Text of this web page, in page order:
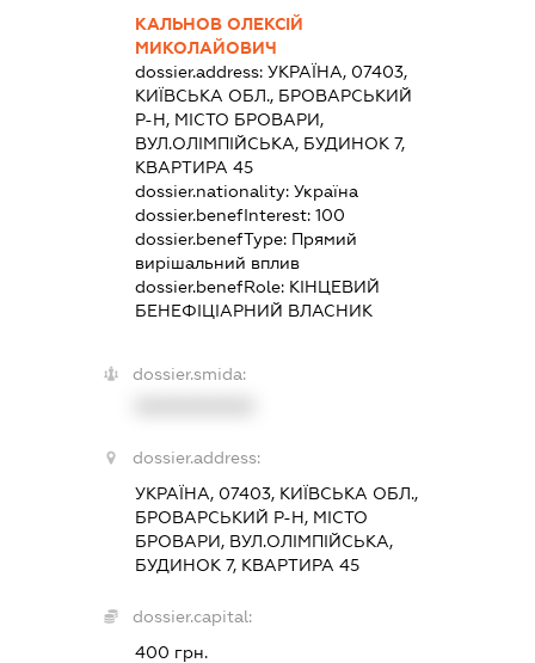
КАЛЬНОВ ОЛЕКСІЙ
МИКОЛАЙОВИЧ
dossier.address:УКРАЇНА, 07403,
КИЇВСЬКА ОБЛ., БРОВАРСЬКИЙ
Р-Н, МІСТО БРОВАРИ,
ВУЛ.ОЛІМПІЙСЬКА, БУДИНОК 7,
КВАРТИРА 45
dossier.nationality:Україна
dossier.benefInterest:100
dossier.benefType: Прямий
вирішальний вплив
dossier.benefRole: КІНЦЕВИЙ
БЕНЕФІЦІАРНИЙ ВЛАСНИК
dossier.smida:
dossier.address:
УКРАЇНА, 07403, КИЇВСЬКА ОБЛ.,
БРОВАРСЬКИЙ Р-Н, МІСТО
БРОВАРИ, ВУЛ.ОЛІМПІЙСЬКА,
БУДИНОК 7, КВАРТИРА 45
dossier.capital:
400 грн.